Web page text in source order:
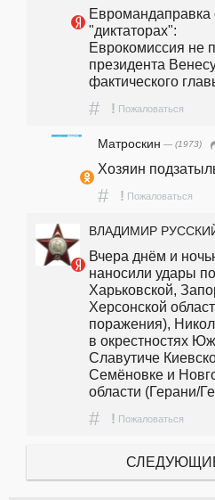
Евромандаправка
"диктаторах":
Еврокомиссия не
президента
фактического
# ! Пожаловаться
Матроскин — (1973)
Хозяин
# ! Пожаловаться
ВЛАДИМИР
Вчера днём и
наносили удары
Харьковской,
Херсонской
поражения),
в окрестностях
Славутиче
Семёновке и
области (Герани/
# ! Пожаловаться